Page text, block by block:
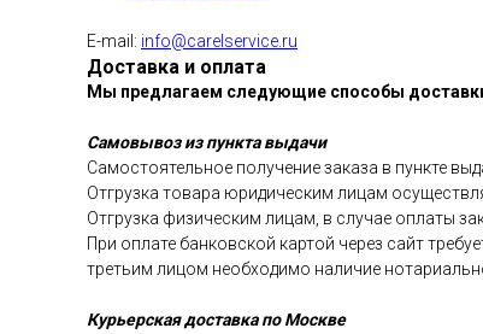
E-mail: info@carelservice.ru
Доставка и оплата
Мы предлагаем следующие способы
Самовывоз из пункта выдачи
Самостоятельное получение заказа в пункте
Отгрузка товара юридическим лицам
Отгрузка физическим лицам, в случае оплаты
При оплате банковской картой через сайт
третьим лицом необходимо наличие
Курьерская доставка по Москве